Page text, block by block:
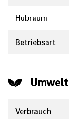
Hubraum
Betriebsart
Umwelt
Verbrauch